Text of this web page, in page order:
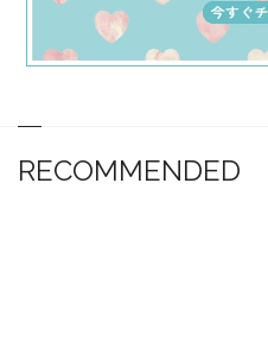
RECOMMENDED